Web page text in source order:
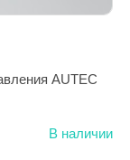
AUTEC
В наличии